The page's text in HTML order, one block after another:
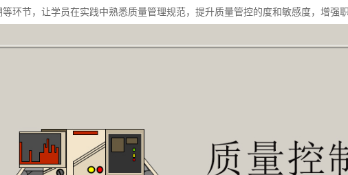
等环节，让学员在实践中熟悉质量管理规范，提升质量管控的度和敏感度，增强职